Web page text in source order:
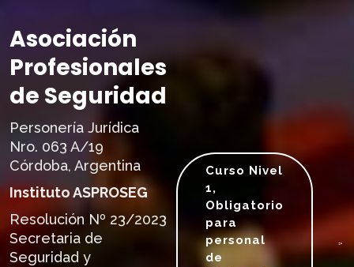
Asociación
Profesionales
de Seguridad
Personería Jurídica
Nro. 063 A/19
Córdoba, Argentina
Instituto ASPROSEG
Resolución Nº 23/2023
Secretaria de
Seguridad y
Curso Nivel
1,
Obligatorio
para
personal
de